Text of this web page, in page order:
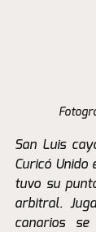
San Luis
Curicó Unido
tuvo su
arbitral.
canarios se